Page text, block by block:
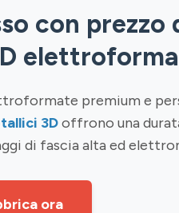
con prezzo
premium e
3Doffrono una
di fascia alta ed
ora